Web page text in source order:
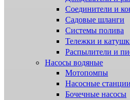
Соединители и
Садовые шланги
Системы полива
Тележки и
Распылители и
Насосы водяные
Мотопомпы
Насосные станции
Бочечные насосы